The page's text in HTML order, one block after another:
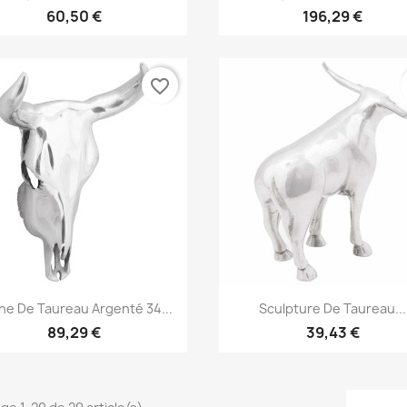
60,50 € 196,29 €
Aperçu rapide
De Taureau Argenté 34...
89,29 €
favorite_border
Aperçu rapide
Sculpture De Taureau...
39,43 €